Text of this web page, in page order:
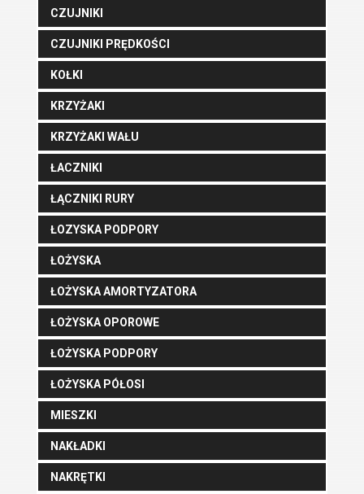
CZUJNIKI
CZUJNIKI PRĘDKOŚCI
KOŁKI
KRZYŻAKI
KRZYŻAKI WAŁU
ŁACZNIKI
ŁĄCZNIKI RURY
ŁOZYSKA PODPORY
ŁOŻYSKA
ŁOŻYSKA AMORTYZATORA
ŁOŻYSKA OPOROWE
ŁOŻYSKA PODPORY
ŁOŻYSKA PÓŁOSI
MIESZKI
NAKŁADKI
NAKRĘTKI